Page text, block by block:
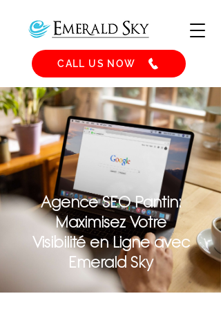
CALL US NOW
Agence SEO Pantin:
Maximisez Votre
Visibilité en Ligne avec
Emerald Sky